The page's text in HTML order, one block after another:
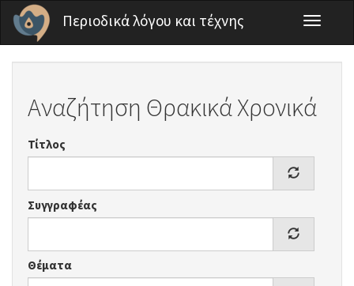
Παράκαμψη προς το κυρίως περιεχόμενο
Περιοδικά λόγου και τέχνης
Toggle
Αναζήτηση Θρακικά Χρονικά
Τίτλος
Συγγραφέας
Θέματα